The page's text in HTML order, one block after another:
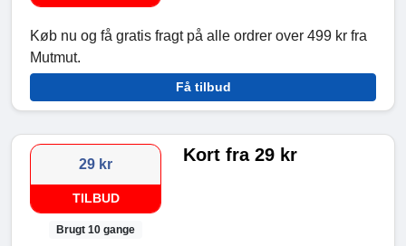
Køb nu og få gratis fragt på alle ordrer over 499 kr fra
Mutmut.
Få tilbud
29 kr
TILBUD
Brugt 10 gange
Kort fra 29 kr